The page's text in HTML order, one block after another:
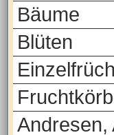
Bäume
Blüten
Andresen,